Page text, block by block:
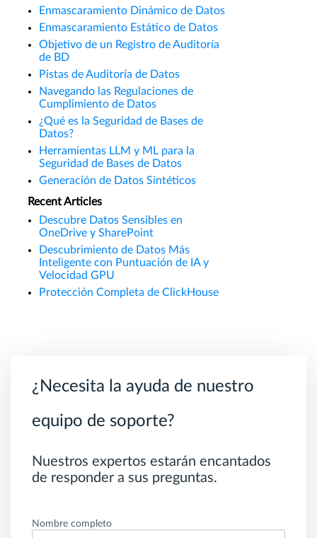
Enmascaramiento Dinámico de Datos
Enmascaramiento Estático de Datos
Objetivo de un Registro de Auditoría
de BD
Pistas de Auditoría de Datos
Navegando las Regulaciones de
Cumplimiento de Datos
¿Qué es la Seguridad de Bases de
Datos?
Herramientas LLM y ML para la
Seguridad de Bases de Datos
Generación de Datos Sintéticos
Recent Articles
Descubre Datos Sensibles en
OneDrive y SharePoint
Descubrimiento de Datos Más
Inteligente con Puntuación de IA y
Velocidad GPU
Protección Completa de ClickHouse
¿Necesita la ayuda de nuestro
equipo de soporte?
Nuestros expertos estarán encantados
de responder a sus preguntas.
Nombre completo